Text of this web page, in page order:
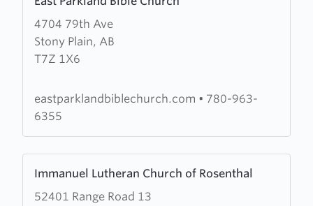
4704 79th Ave
Stony Plain, AB
T7Z 1X6
more
about
East
Parkland
Church
eastparklandbiblechurch.com • 780-963-
6355
Immanuel Lutheran Church of Rosenthal
52401 Range Road 13
more
about